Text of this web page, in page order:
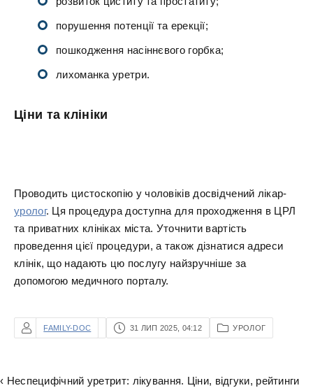
порушення потенції та ерекції;
пошкодження насіннєвого горбка;
лихоманка уретри.
Ціни та клініки
Проводить цистоскопію у чоловіків досвідчений лікар-
уролог. Ця процедура доступна для проходження в ЦРЛ
та приватних клініках міста. Уточнити вартість
проведення цієї процедури, а також дізнатися адреси
клінік, що надають цю послугу найзручніше за
допомогою медичного порталу.
FAMILY-DOC 31 ЛИП 2025, 04:12 УРОЛОГ
‹ Неспецифічний уретрит: лікування. Ціни, відгуки, рейтинги